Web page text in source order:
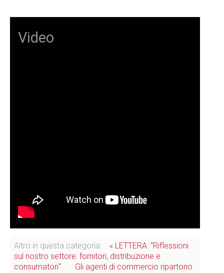
Video
Altro in questa categoria:
« LETTERA: “Riflessioni
sul nostro settore: fornitori, distribuzione e
consumatori“
Gli agenti di commercio ripartono